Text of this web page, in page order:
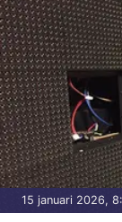
15 januari 2026,